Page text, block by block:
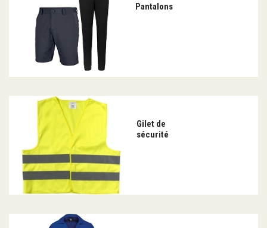
Pantalons
Gilet de
sécurité